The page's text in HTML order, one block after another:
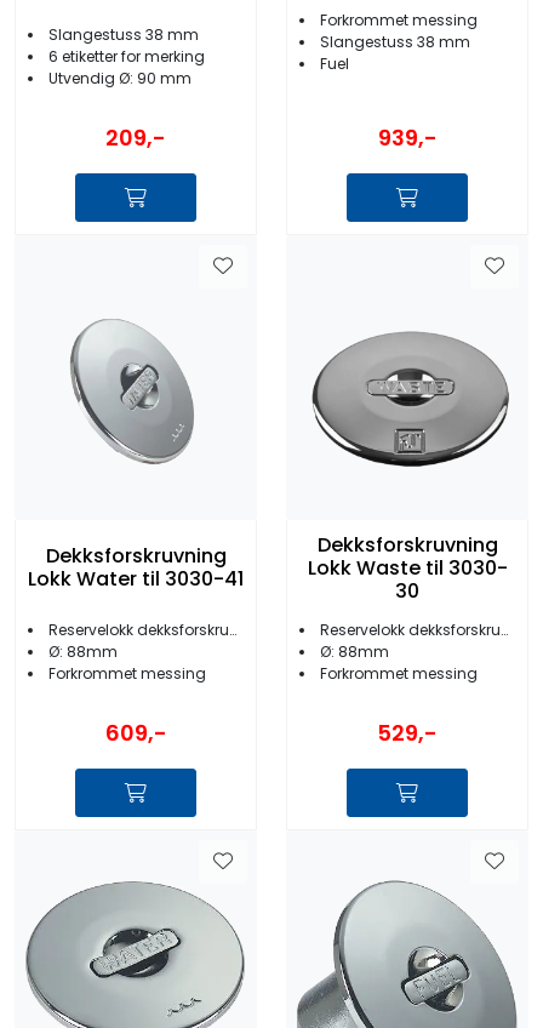
Slangestuss 38 mm
6 etiketter for merking
Utvendig Ø: 90 mm
209,-
Forkrommet messing
Slangestuss 38 mm
Fuel
939,-
Dekksforskruvning
Lokk Water til 3030-41
Reservelokk dekksforskruvning
Ø: 88mm
Forkrommet messing
609,-
Dekksforskruvning
Lokk Waste til 3030-
30
Reservelokk dekksforskruvning
Ø: 88mm
Forkrommet messing
529,-